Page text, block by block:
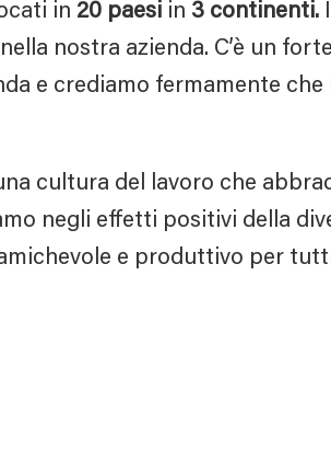
in 20 paesi in 3 continenti. I
nostra azienda. C’è un
e crediamo fermamente che
cultura del lavoro che
negli effetti positivi della
e produttivo per